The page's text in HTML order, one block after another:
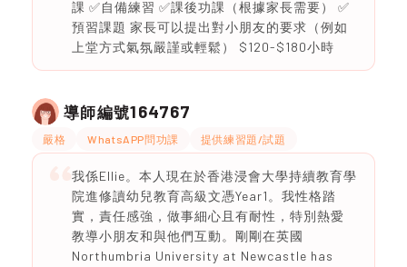
課 ✅自備練習 ✅課後功課（根據家長需要） ✅
預習課題 家長可以提出對小朋友的要求（例如
上堂方式氣氛嚴謹或輕鬆） $120-$180小時
導師編號164767
嚴格 WhatsAPP問功課 提供練習題/試題
我係Ellie。本人現在於香港浸會大學持續教育學
院進修讀幼兒教育高級文憑Year1。我性格踏
實，責任感強，做事細心且有耐性，特別熱愛
教導小朋友和與他們互動。剛剛在英國
Northumbria University at Newcastle has